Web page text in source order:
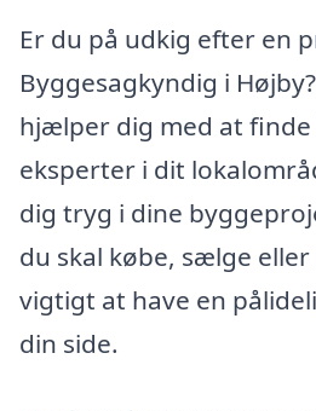
Er du på udkig efter en
Byggesagkyndig i
hjælper dig med at
eksperter i dit
dig tryg i dine
du skal købe, sælge
vigtigt at have en
din side.